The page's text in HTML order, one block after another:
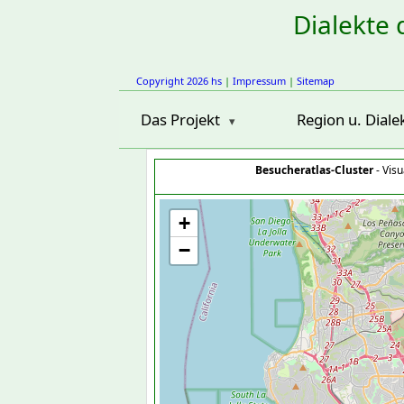
Dialekte
Copyright 2026 hs | Impressum | Sitemap
Das Projekt Region u.
Besucheratlas-Cluster-
+
−